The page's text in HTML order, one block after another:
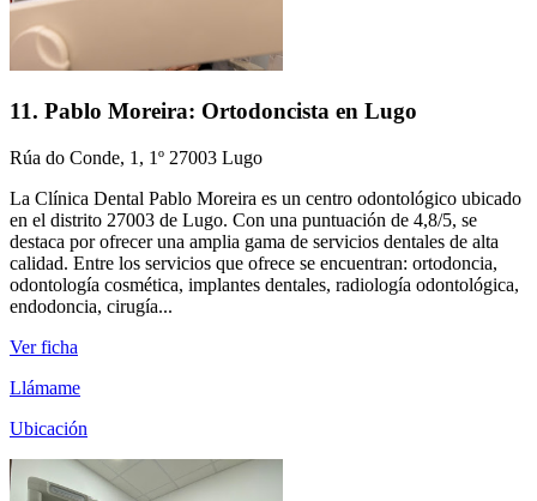
11. Pablo Moreira: Ortodoncista en Lugo
Rúa do Conde, 1, 1º 27003 Lugo
La Clínica Dental Pablo Moreira es un centro odontológico ubicado
en el distrito 27003 de Lugo. Con una puntuación de 4,8/5, se
destaca por ofrecer una amplia gama de servicios dentales de alta
calidad. Entre los servicios que ofrece se encuentran: ortodoncia,
odontología cosmética, implantes dentales, radiología odontológica,
endodoncia, cirugía...
Ver ficha
Llámame
Ubicación